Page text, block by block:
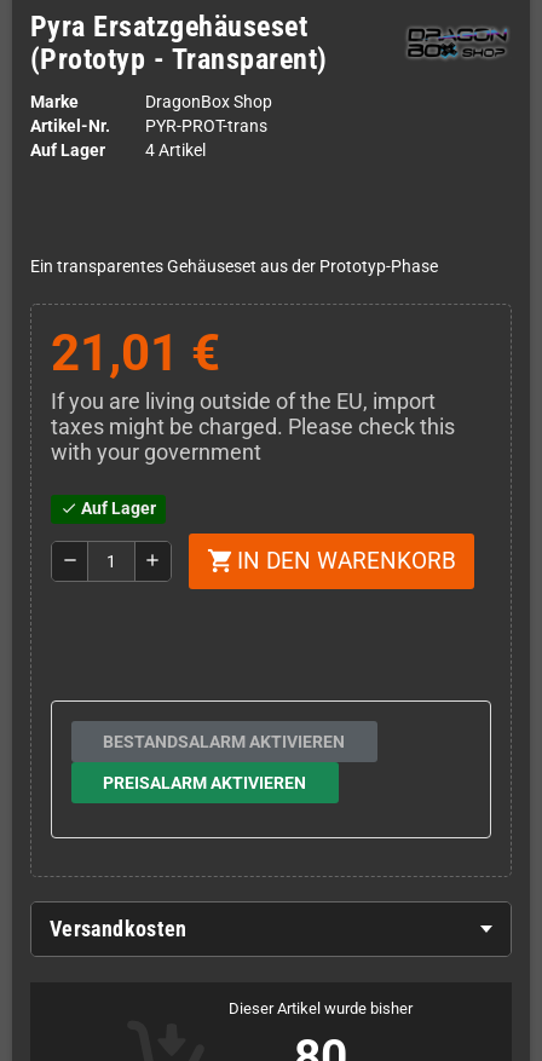
Pyra Ersatzgehäuseset
(Prototyp - Transparent)
Marke
DragonBox Shop
Artikel-Nr.
PYR-PROT-trans
Auf Lager
4 Artikel
Ein transparentes Gehäuseset aus der Prototyp-Phase
21,01 €
If you are living outside of the EU, import
taxes might be charged. Please check this
with your government
check Auf Lager
remove add shopping_cart IN DEN WARENKORB
BESTANDSALARM AKTIVIEREN
PREISALARM AKTIVIEREN
Versandkosten
Dieser Artikel wurde bisher